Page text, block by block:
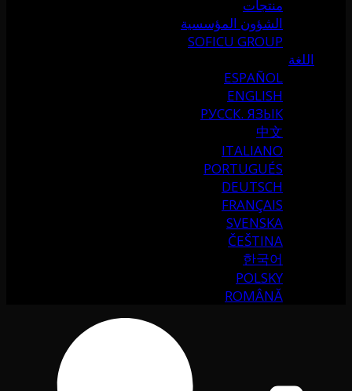
منتجات
الشؤون المؤسسية
SOFICU GROUP
اللغة
ESPAÑOL
ENGLISH
РУССК. ЯЗЫК
中文
ITALIANO
PORTUGUÉS
DEUTSCH
FRANÇAIS
SVENSKA
ČEŠTINA
한국어
POLSKY
ROMÂNĂ